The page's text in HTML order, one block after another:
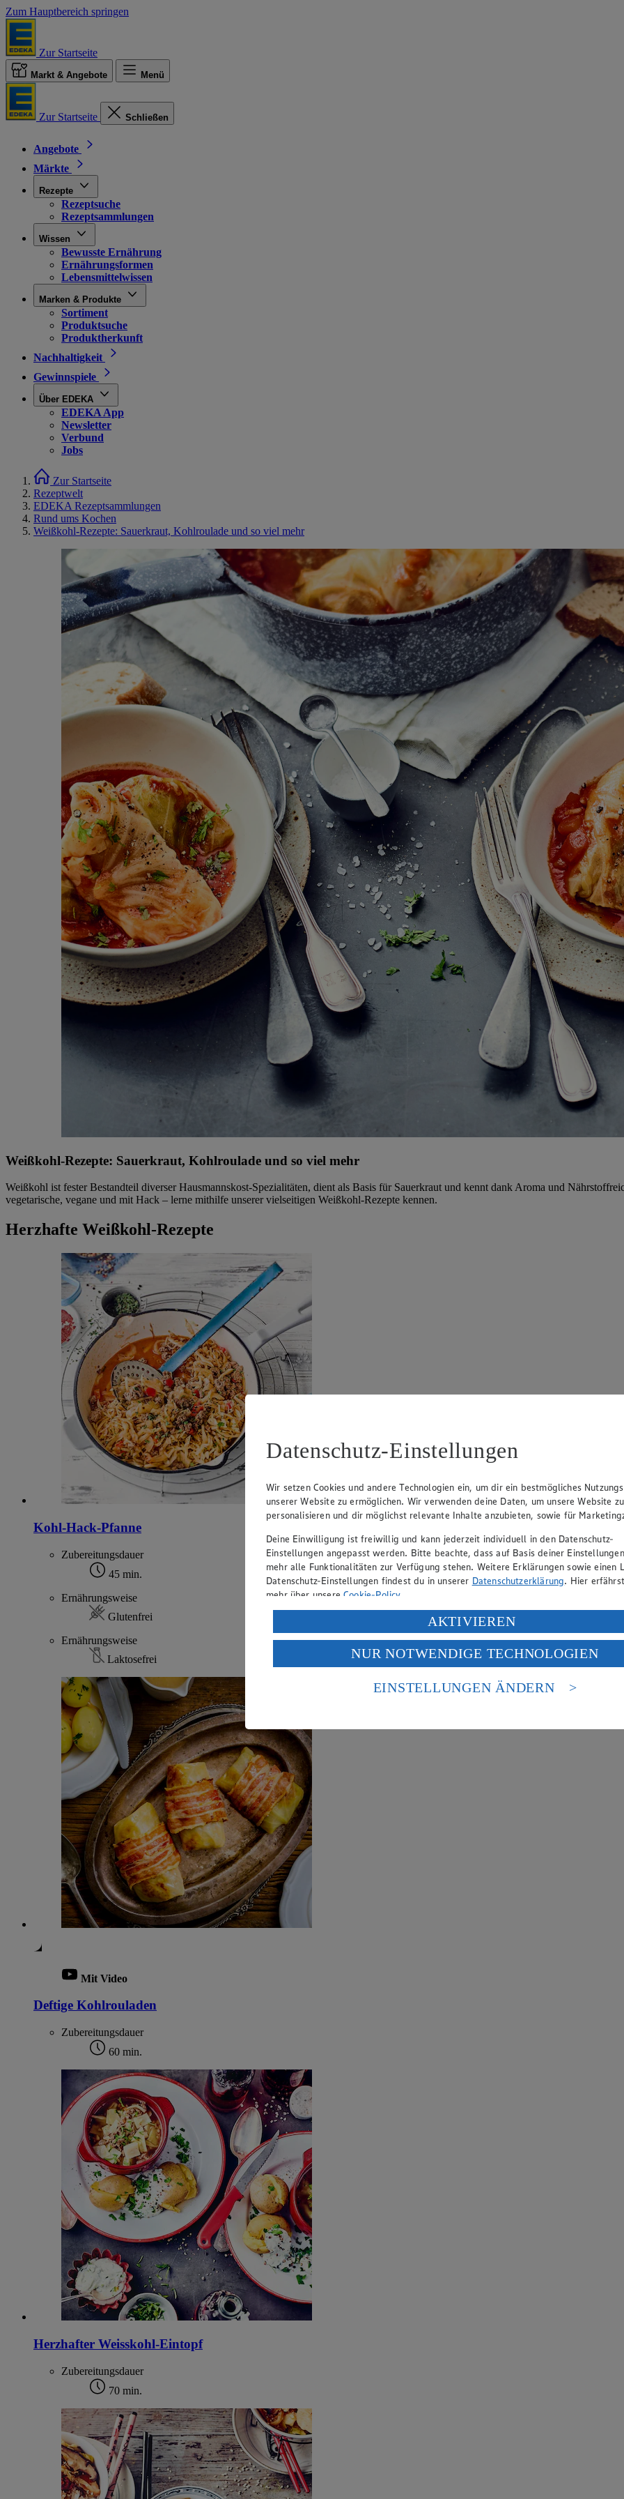
Zum Hauptbereich springen
Zur Startseite
Markt & Angebote Menü
Zur Startseite Schließen
Angebote
Märkte
Rezepte
Rezeptsuche
Rezeptsammlungen
Wissen
Bewusste Ernährung
Ernährungsformen
Lebensmittelwissen
Marken & Produkte
Sortiment
Produktsuche
Produktherkunft
Nachhaltigkeit
Gewinnspiele
Über EDEKA
EDEKA App
Newsletter
Verbund
Jobs
Zur Startseite
Rezeptwelt
EDEKA Rezeptsammlungen
Rund ums Kochen
Weißkohl-Rezepte: Sauerkraut, Kohlroulade und so viel mehr
Weißkohl-Rezepte: Sauerkraut, Kohlroulade und so viel mehr
Weißkohl ist fester Bestandteil diverser Hausmannskost-Spezialitäten, dient als Basis für Sauerkraut und kennt dank Aroma und
vegetarische, vegane und mit Hack – lerne mithilfe unserer vielseitigen Weißkohl-Rezepte kennen.
Herzhafte Weißkohl-Rezepte
Kohl-Hack-Pfanne
Zubereitungsdauer
45 min.
Ernährungsweise
Glutenfrei
Ernährungsweise
Laktosefrei
Mit Video
Deftige Kohlrouladen
Zubereitungsdauer
60 min.
Herzhafter Weisskohl-Eintopf
Zubereitungsdauer
70 min.
Datenschutz-Einstellungen
Wir setzen Cookies und andere Technologien ein, um dir ein bestmögliches
unserer Website zu ermöglichen. Wir verwenden deine Daten, um unsere Website zu
personalisieren und dir möglichst relevante Inhalte anzubieten, sowie für
Deine Einwilligung ist freiwillig und kann jederzeit individuell in den Datenschutz-
Einstellungen angepasst werden. Bitte beachte, dass auf Basis deiner
mehr alle Funktionalitäten zur Verfügung stehen. Weitere Erklärungen sowie einen
Datenschutz-Einstellungen findest du in unserer Datenschutzerklärung. Hier
mehr über unsereCookie-Policy.
Verarbeitung deiner personenbezogenen Daten in den USA durch Facebook und
Wenn du auf „Aktivieren“ klickst, willigst du im Sinne des Art. 49 Abs. 1 Satz 1 lit.
ein, dass deine Daten in den USA verarbeitet werden. Der EuGH sieht die USA als
einem nach europäischen Standards nicht angemessenen Datenschutzniveau an. Es
Risiko eines Zugriffs durch US-amerikanische Behörden.
AKTIVIEREN
NUR NOTWENDIGE TECHNOLOGIEN
EINSTELLUNGEN ÄNDERN